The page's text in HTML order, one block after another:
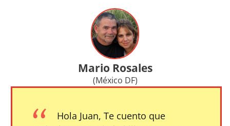
Mario Rosales
(México DF)
Hola Juan, Te cuento que